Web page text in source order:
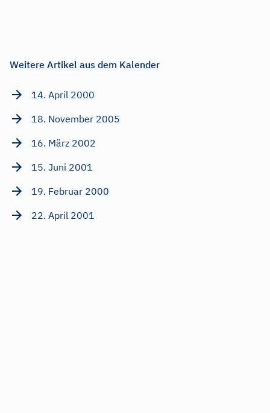
Weitere Artikel aus dem Kalender
14. April 2000
18. November 2005
16. März 2002
15. Juni 2001
19. Februar 2000
22. April 2001